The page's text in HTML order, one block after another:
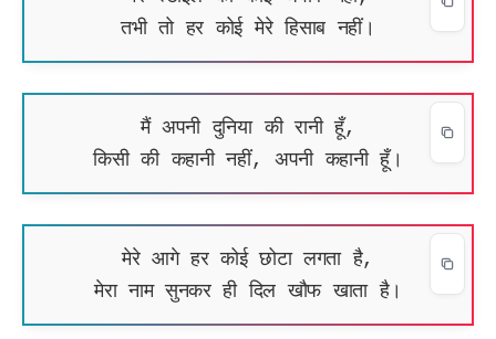
तभी तो हर कोई मेरे हिसाब नहीं।
मैं अपनी दुनिया की रानी हूँ,
किसी की कहानी नहीं, अपनी कहानी हूँ।
मेरे आगे हर कोई छोटा लगता है,
मेरा नाम सुनकर ही दिल खौफ खाता है।